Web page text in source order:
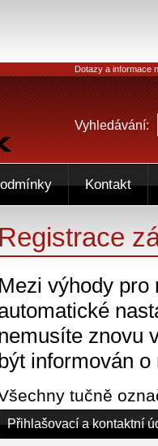
Registrace
Mezi výhody
znovu
informován
tučně
Přihlašovací a kontaktní
Dotazy a informace
Vyhledávání:
Kontakt